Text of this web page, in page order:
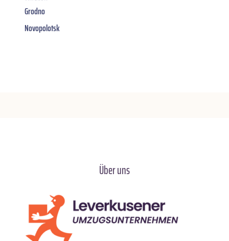
Grodno
Novopolotsk
Über uns